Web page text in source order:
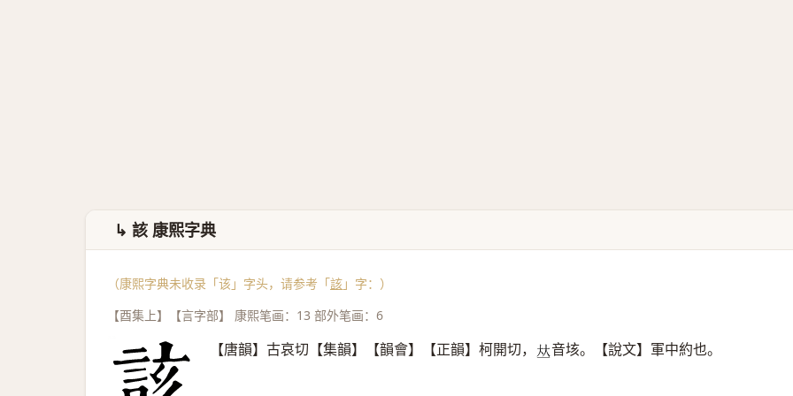
↳ 該 康熙字典
（康熙字典未收录「该」字头，请参考「該 」字：）
【酉集上】【言字部】 康熙笔画：13 部外笔画：6
【唐韻】古哀切【集韻】【韻會】【正韻】柯開切， 𠀤音垓。【說文】軍中約也。